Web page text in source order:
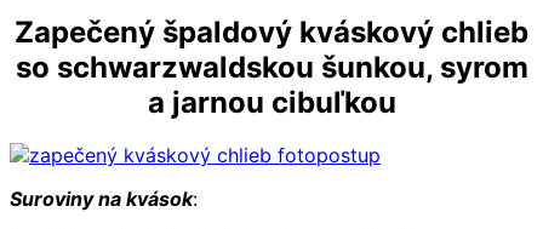
Zapečený špaldový kváskový chlieb
so schwarzwaldskou šunkou, syrom
a jarnou cibuľkou
Suroviny na kvások: